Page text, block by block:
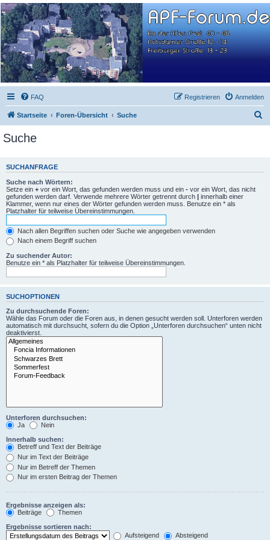
APF-Forum.de
WEG: An der Alten Post 40-46, Potsdamer Str. 12-14, Freiburger Str. 13-23
FAQ Anmelden
Registrieren
Startseite Foren-Übersicht Suche
e
Suche
SUCHANFRAGE
Suche nach Wörtern:
Setze ein + vor ein Wort, das gefunden werden muss und ein - vor ein Wort, das nicht
gefunden werden darf. Verwende mehrere Wörter getrennt durch | innerhalb einer
Klammer, wenn nur eines der Wörter gefunden werden muss. Benutze ein * als
Platzhalter für teilweise Übereinstimmungen.
Nach allen Begriffen suchen oder Suche wie angegeben verwenden
Nach einem Begriff suchen
Zu suchender Autor:
Benutze ein * als Platzhalter für teilweise Übereinstimmungen.
SUCHOPTIONEN
Zu durchsuchende Foren:
Wähle das Forum oder die Foren aus, in denen gesucht werden soll. Unterforen werden
automatisch mit durchsucht, sofern du die Option „Unterforen durchsuchen“ unten nicht
deaktivierst.
Unterforen durchsuchen:
Ja
Nein
Innerhalb suchen:
Betreff und Text der Beiträge
Nur im Text der Beiträge
Nur im Betreff der Themen
Nur im ersten Beitrag der Themen
Ergebnisse anzeigen als:
Beiträge
Themen
Ergebnisse sortieren nach:
Aufsteigend
Absteigend